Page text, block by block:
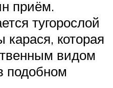
приём.
тугорослой
которая
видом